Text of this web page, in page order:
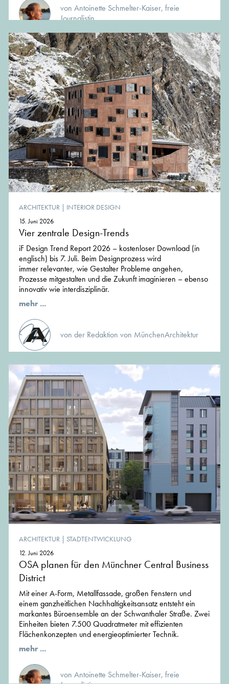
von Antoinette Schmelter-Kaiser, freie
Journalistin
ARCHITEKTUR | INTERIOR DESIGN
15. Juni 2026
Vier zentrale Design-Trends
iF Design Trend Report 2026 – kostenloser Download (in
englisch) bis 7. Juli. Beim Designprozess wird
immer relevanter, wie Gestalter Probleme angehen,
Prozesse mitgestalten und die Zukunft imaginieren – ebenso
innovativ wie interdisziplinär.
mehr ...
von der Redaktion von MünchenArchitektur
ARCHITEKTUR | STADTENTWICKLUNG
12. Juni 2026
OSA planen für den Münchner Central Business
District
Mit einer A-Form, Metallfassade, großen Fenstern und
einem ganzheitlichen Nachhaltigkeitsansatz entsteht ein
markantes Büroensemble an der Schwanthaler Straße. Zwei
Einheiten bieten 7.500 Quadratmeter mit effizienten
Flächenkonzepten und energieoptimierter Technik.
mehr ...
von Antoinette Schmelter-Kaiser, freie